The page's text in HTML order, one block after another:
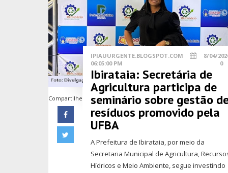
Compartilhe
IPIAUURGENTE.BLOGSPOT.COM
8/04/
06:05:00 PM
0
Ibirataia: Secretária de
Agricultura participa de
seminário sobre gestão
resíduos promovido pela
UFBA
A Prefeitura de Ibirataia, por meio da
Secretaria Municipal de Agricultura,
Hídricos e Meio Ambiente, segue investindo